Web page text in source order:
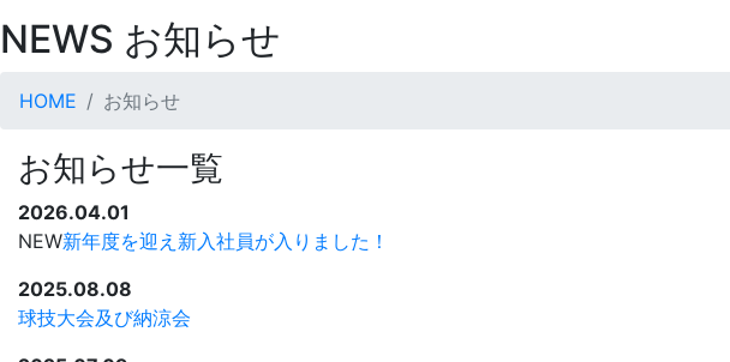
NEWS お知らせ
HOME お知らせ
お知らせ一覧
2026.04.01
NEW新年度を迎え新入社員が入りました！
2025.08.08
球技大会及び納涼会